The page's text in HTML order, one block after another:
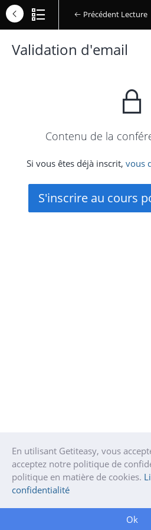
Précédent Lecture
Validation d'email
Contenu de la
Si vous êtes déjà inscrit, vous
S'inscrire au cours
En utilisant Getiteasy, vous
acceptez notre politique de
politique en matière de cookies.
confidentialité
Ok